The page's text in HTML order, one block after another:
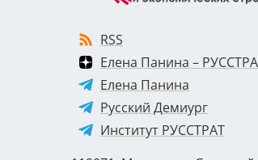
RSS
Елена Панина –
Елена Панина
Русский Демиург
Институт РУССТРАТ